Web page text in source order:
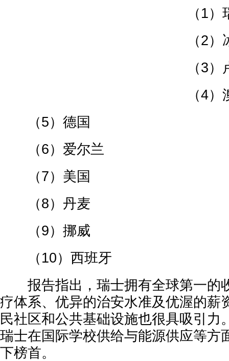
（1）
（2）
（3）
（4）
（5）德国
（6）爱尔兰
（7）美国
（8）丹麦
（9）挪威
（10）西班牙
报告指出，瑞士拥有全球第一的
疗体系、优异的治安水准及优渥的薪
民社区和公共基础设施也很具吸引力
瑞士在国际学校供给与能源供应等方
下榜首。